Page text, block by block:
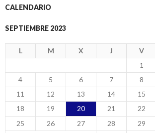
CALENDARIO
SEPTIEMBRE 2023
L M X J V
1
4
5 6 7 8
11
12 13 14 15
18
19 20 21 22
25
26 27 28 29